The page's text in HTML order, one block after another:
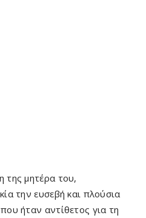
της μητέρα του,
την ευσεβή και πλούσια
ήταν αντίθετος για τη